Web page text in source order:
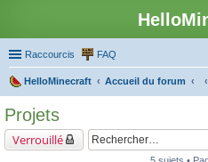
Raccourcis FAQ
HelloMinecraft
Accueil du forum
Projets
Verrouillé